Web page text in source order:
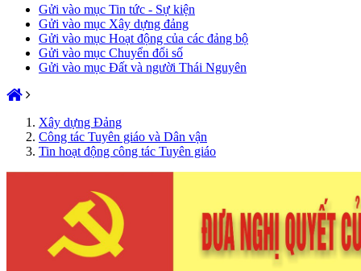
Gửi vào mục Tin tức - Sự kiện
Gửi vào mục Xây dựng đảng
Gửi vào mục Hoạt động của các đảng bộ
Gửi vào mục Chuyển đổi số
Gửi vào mục Đất và người Thái Nguyên
Xây dựng Đảng
Công tác Tuyên giáo và Dân vận
Tin hoạt động công tác Tuyên giáo